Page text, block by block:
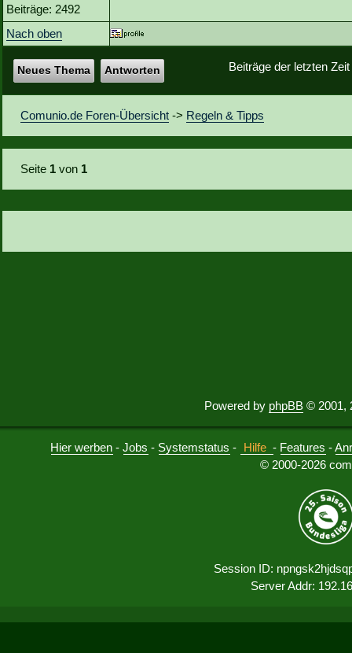
Beiträge: 2492
Nach oben
Beiträge der letzten
Neues Thema Antworten
Comunio.de Foren-Übersicht -> Regeln & Tipps
Seite 1 von 1
Powered by phpBB © 2001,
Hier werben -Jobs - Systemstatus - Hilfe - Features -
© 2000-2026
Session ID:
Server Addr: